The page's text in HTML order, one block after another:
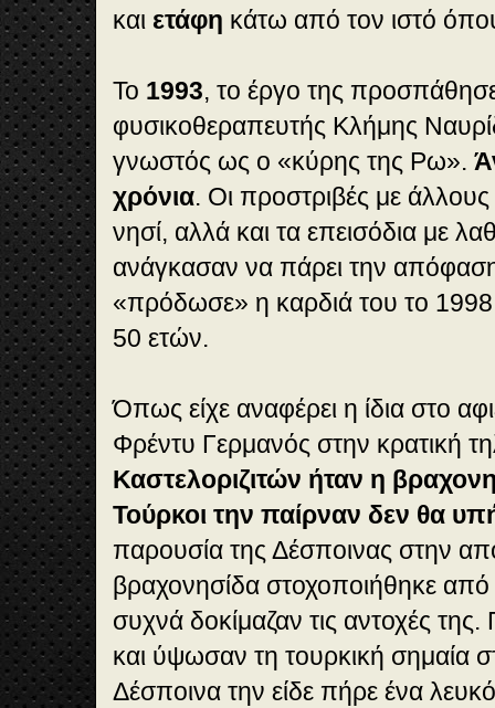
και ετάφη κάτω από τον ιστό
Το 1993, το έργο της
φυσικοθεραπευτής Κλήμης
γνωστός ως ο «κύρης της Ρω».
χρόνια. Οι προστριβές με
νησί, αλλά και τα επεισόδια με
ανάγκασαν να πάρει την
«πρόδωσε» η καρδιά του το 1998
50 ετών.
Όπως είχε αναφέρει η ίδια στο
Φρέντυ Γερμανός στην κρατική
Καστελοριζιτών ήταν η
Τούρκοι την παίρναν δεν θα
παρουσία της Δέσποινας στην
βραχονησίδα στοχοποιήθηκε από
συχνά δοκίμαζαν τις αντοχές
και ύψωσαν τη τουρκική σημαία
Δέσποινα την είδε πήρε ένα